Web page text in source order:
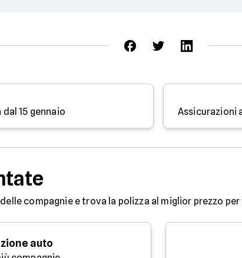
15 gennaio
delle compagnie e trova la polizza al miglior prezzo
auto